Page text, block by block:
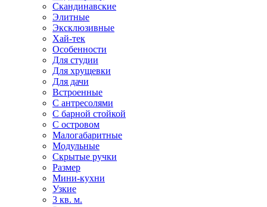
Скандинавские
Элитные
Эксклюзивные
Хай-тек
Особенности
Для студии
Для хрущевки
Для дачи
Встроенные
С антресолями
С барной стойкой
С островом
Малогабаритные
Модульные
Скрытые ручки
Размер
Мини-кухни
Узкие
3 кв. м.